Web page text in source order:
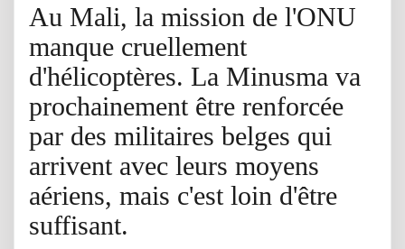
Au Mali, la mission de l'ONU
manque cruellement
d'hélicoptères. La Minusma va
prochainement être renforcée
par des militaires belges qui
arrivent avec leurs moyens
aériens, mais c'est loin d'être
suffisant.